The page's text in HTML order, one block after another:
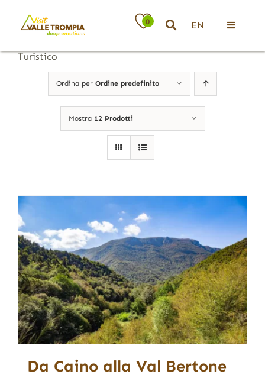
contenuto
0 EN
Toggle
Eventi
Turistico
Ordina per Ordine predefinito
Mostra 12 Prodotti
Da Caino alla Val Bertone